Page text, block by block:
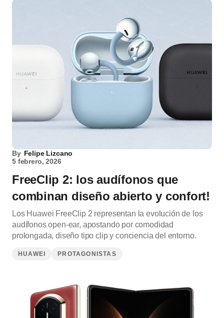
By Felipe Lizcano
5 febrero, 2026
FreeClip 2: los audífonos que
combinan diseño abierto y confort!
Los Huawei FreeClip 2 representan la evolución de los
audífonos open-ear, apostando por comodidad
prolongada, diseño tipo clip y conciencia del entorno.
HUAWEI PROTAGONISTAS